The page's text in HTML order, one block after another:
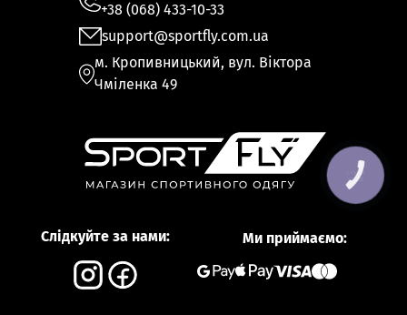
Слідкуйте за нами: Ми приймаємо:
+38 (068) 433-10-33
support@sportfly.com.ua
м. Кропивницький, вул. Віктора
Чміленка 49
КНОПКА
ЗВ'ЯЗКУ